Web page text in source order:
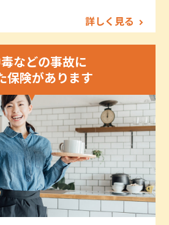
詳しく見る
などの事故に
保険があります